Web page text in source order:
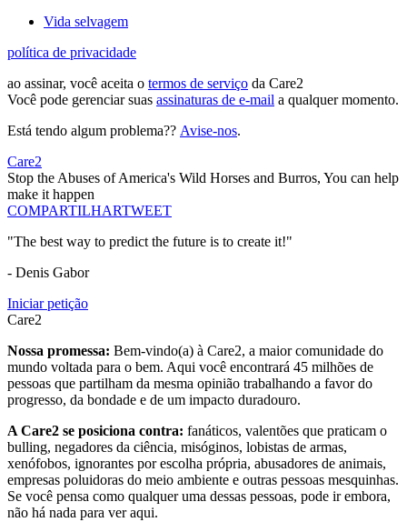
Vida selvagem
política de privacidade
ao assinar, você aceita o termos de serviço da Care2
Você pode gerenciar suas assinaturas de e-mail a qualquer momento.
Está tendo algum problema?? Avise-nos.
Care2
Stop the Abuses of America's Wild Horses and Burros, You can help
make it happen
COMPARTILHARTWEET
"The best way to predict the future is to create it!"
- Denis Gabor
Iniciar petição
Care2
Nossa promessa: Bem-vindo(a) à Care2, a maior comunidade do
mundo voltada para o bem. Aqui você encontrará 45 milhões de
pessoas que partilham da mesma opinião trabalhando a favor do
progresso, da bondade e de um impacto duradouro.
A Care2 se posiciona contra: fanáticos, valentões que praticam o
bulling, negadores da ciência, misóginos, lobistas de armas,
xenófobos, ignorantes por escolha própria, abusadores de animais,
empresas poluidoras do meio ambiente e outras pessoas mesquinhas.
Se você pensa como qualquer uma dessas pessoas, pode ir embora,
não há nada para ver aqui.